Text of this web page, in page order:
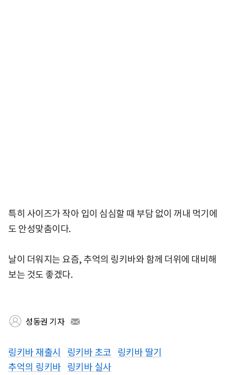
특히 사이즈가 작아 입이 심심할 때 부담 없이 꺼내 먹기에
도 안성맞춤이다.
날이 더워지는 요즘, 추억의 링키바와 함께 더위에 대비해
보는 것도 좋겠다.
성동권 기자
링키바 재출시 링키바 초코 링키바 딸기
추억의 링키바 링키바 실사